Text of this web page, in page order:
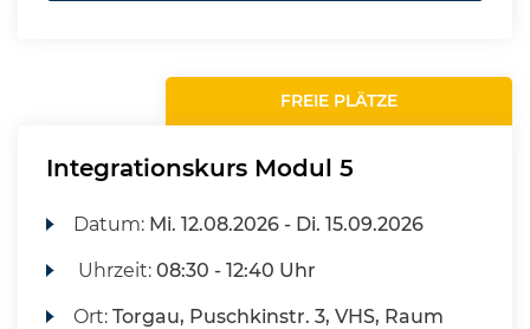
FREIE PLÄTZE
Integrationskurs Modul 5
Datum: Mi. 12.08.2026 - Di. 15.09.2026
Uhrzeit:08:30 - 12:40 Uhr
Ort:Torgau, Puschkinstr. 3, VHS, Raum